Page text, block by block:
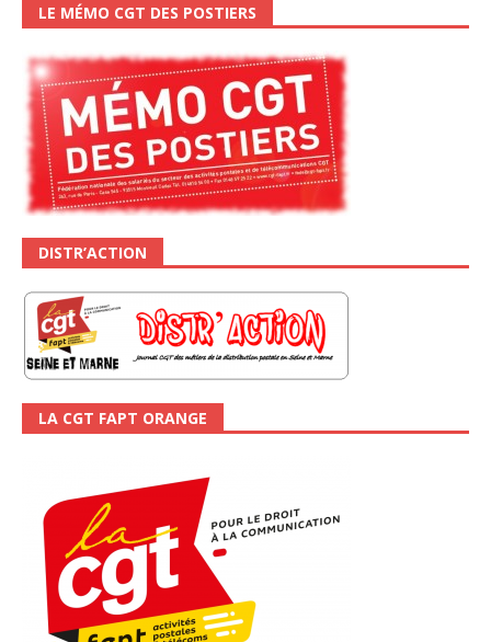
LE MÉMO CGT DES POSTIERS
DISTR’ACTION
LA CGT FAPT ORANGE